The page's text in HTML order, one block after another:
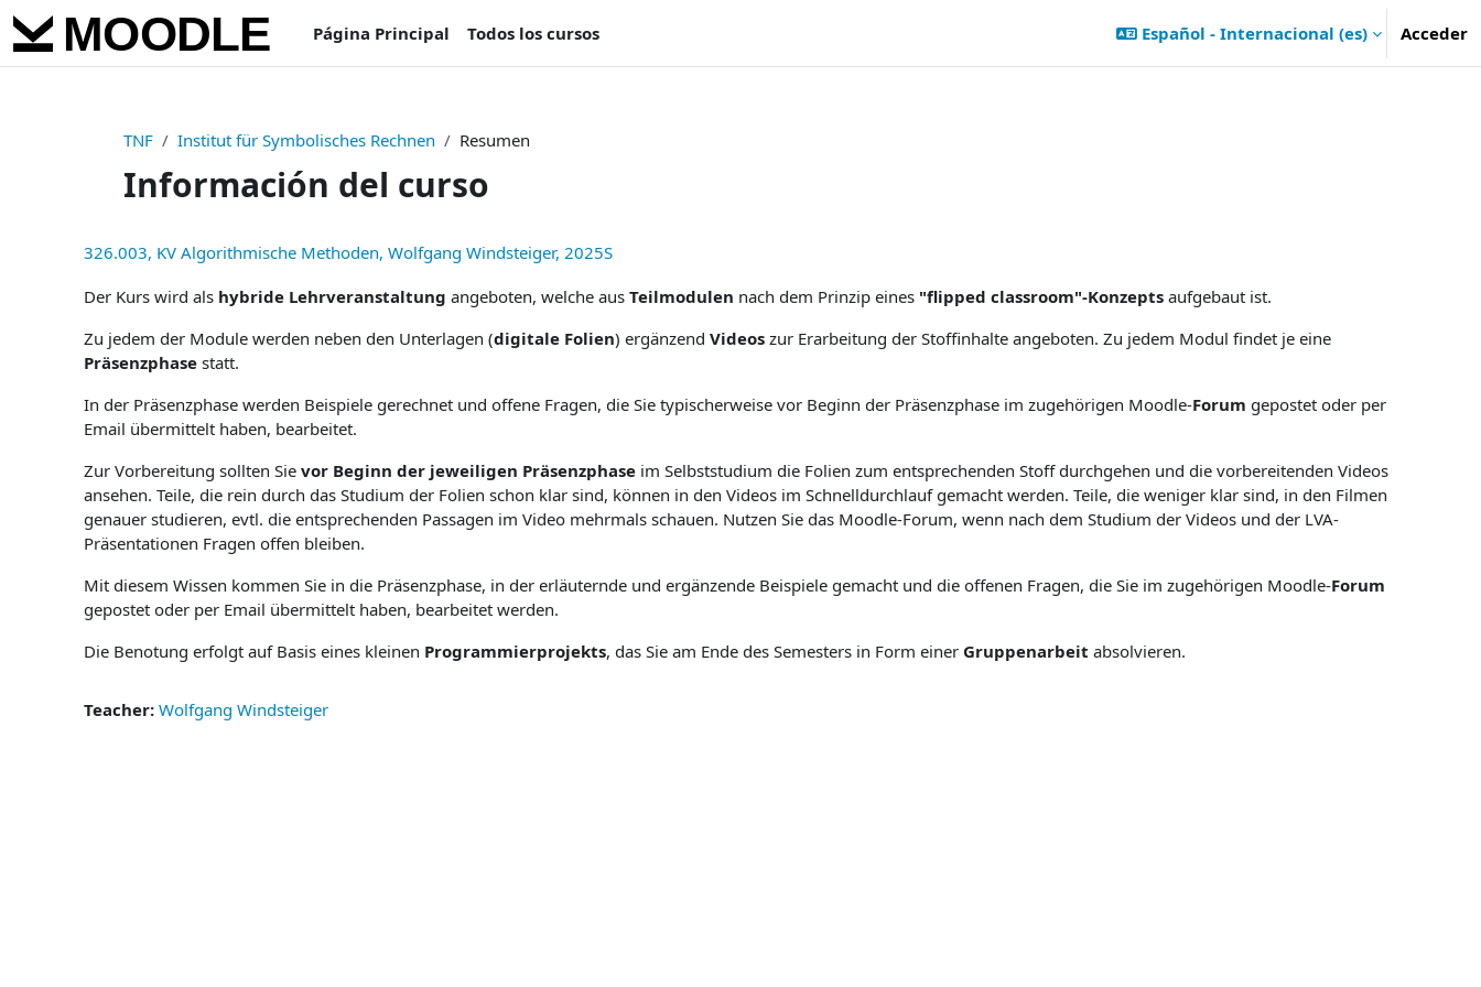
Salta al contenido principal
Página Principal
Todos los cursos Español - Internacional ‎(es)‎ Acceder
TNF Institut für Symbolisches Rechnen Resumen
Información del curso
326.003, KV Algorithmische Methoden, Wolfgang Windsteiger, 2025S
Der Kurs wird als hybride Lehrveranstaltung angeboten, welche aus Teilmodulen nach dem Prinzip eines "flipped classroom"-Konzepts aufgebaut ist.
Zu jedem der Module werden neben den Unterlagen (digitale Folien) ergänzend Videos zur Erarbeitung der Stoffinhalte angeboten. Zu jedem Modul findet je eine
Präsenzphase statt.
In der Präsenzphase werden Beispiele gerechnet und offene Fragen, die Sie typischerweise vor Beginn der Präsenzphase im zugehörigen Moodle-Forum gepostet oder per
Email übermittelt haben, bearbeitet.
Zur Vorbereitung sollten Sie vor Beginn der jeweiligen Präsenzphase im Selbststudium die Folien zum entsprechenden Stoff durchgehen und die vorbereitenden Videos
ansehen. Teile, die rein durch das Studium der Folien schon klar sind, können in den Videos im Schnelldurchlauf gemacht werden. Teile, die weniger klar sind, in den Filmen
genauer studieren, evtl. die entsprechenden Passagen im Video mehrmals schauen. Nutzen Sie das Moodle-Forum, wenn nach dem Studium der Videos und der LVA-
Präsentationen Fragen offen bleiben.
Mit diesem Wissen kommen Sie in die Präsenzphase, in der erläuternde und ergänzende Beispiele gemacht und die offenen Fragen, die Sie im zugehörigen Moodle-Forum
gepostet oder per Email übermittelt haben, bearbeitet werden.
Die Benotung erfolgt auf Basis eines kleinen Programmierprojekts, das Sie am Ende des Semesters in Form einer Gruppenarbeit absolvieren.
Teacher: Wolfgang Windsteiger